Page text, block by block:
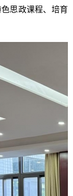
思政课程、培育